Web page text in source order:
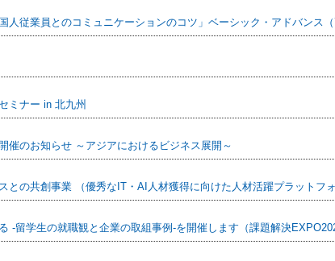
人従業員とのコミュニケーションのコツ」ベーシック・アドバンス（
ミナー in 北九州
催のお知らせ ～アジアにおけるビジネス展開～
との共創事業 （優秀なIT・AI人材獲得に向けた人材活躍プラットフ
-留学生の就職観と企業の取組事例-を開催します（課題解決